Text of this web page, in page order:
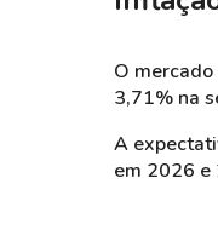
O
3,71% na
A
em 2026 e